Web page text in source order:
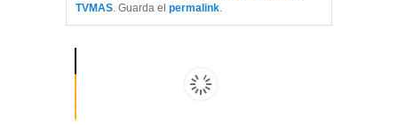
TVMAS. Guarda el permalink.